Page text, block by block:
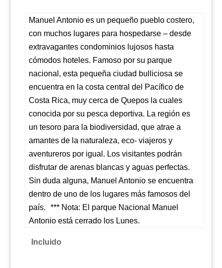
Manuel Antonio es un pequeño pueblo costero,
con muchos lugares para hospedarse – desde
extravagantes condominios lujosos hasta
cómodos hoteles. Famoso por su parque
nacional, esta pequeña ciudad bulliciosa se
encuentra en la costa central del Pacífico de
Costa Rica, muy cerca de Quepos la cuales
conocida por su pesca deportiva. La región es
un tesoro para la biodiversidad, que atrae a
amantes de la naturaleza, eco- viajeros y
aventureros por igual. Los visitantes podrán
disfrutar de arenas blancas y aguas perfectas.
Sin duda alguna, Manuel Antonio se encuentra
dentro de uno de los lugares más famosos del
país.
*** Nota: El parque Nacional Manuel
Antonio está cerrado los Lunes.
Incluido